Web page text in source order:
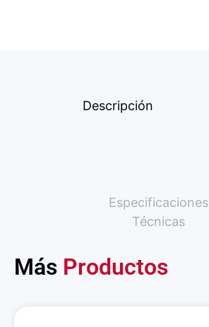
Descripción
Especificaciones
Técnicas
Más Productos